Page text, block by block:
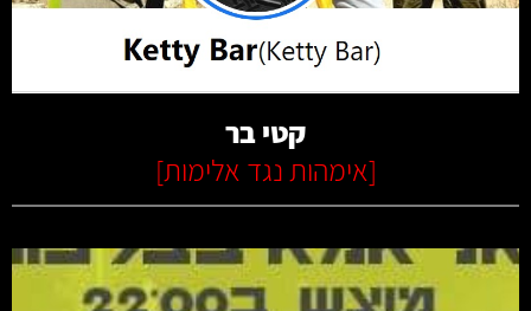
קרא עוד
קטי בר
[אימהות נגד אלימות]